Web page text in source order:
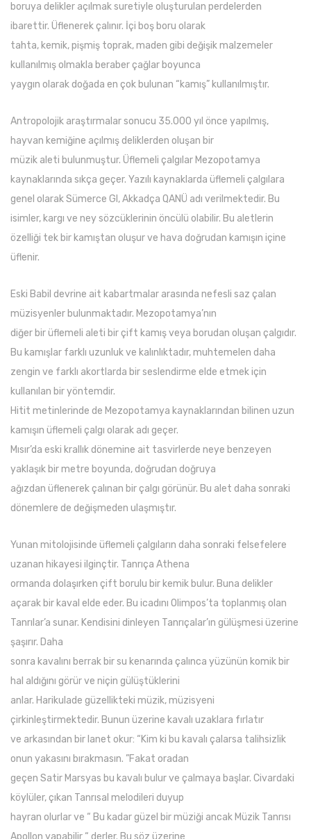
boruya delikler açılmak suretiyle oluşturulan perdelerden
ibarettir. Üflenerek çalınır. İçi boş boru olarak
tahta, kemik, pişmiş toprak, maden gibi değişik malzemeler
kullanılmış olmakla beraber çağlar boyunca
yaygın olarak doğada en çok bulunan “kamış” kullanılmıştır.
Antropolojik araştırmalar sonucu 35.000 yıl önce yapılmış,
hayvan kemiğine açılmış deliklerden oluşan bir
müzik aleti bulunmuştur. Üflemeli çalgılar Mezopotamya
kaynaklarında sıkça geçer. Yazılı kaynaklarda üflemeli çalgılara
genel olarak Sümerce GI, Akkadça QANÜ adı verilmektedir. Bu
isimler, kargı ve ney sözcüklerinin öncülü olabilir. Bu aletlerin
özelliği tek bir kamıştan oluşur ve hava doğrudan kamışın içine
üflenir.
Eski Babil devrine ait kabartmalar arasında nefesli saz çalan
müzisyenler bulunmaktadır. Mezopotamya’nın
diğer bir üflemeli aleti bir çift kamış veya borudan oluşan çalgıdır.
Bu kamışlar farklı uzunluk ve kalınlıktadır, muhtemelen daha
zengin ve farklı akortlarda bir seslendirme elde etmek için
kullanılan bir yöntemdir.
Hitit metinlerinde de Mezopotamya kaynaklarından bilinen uzun
kamışın üflemeli çalgı olarak adı geçer.
Mısır’da eski krallık dönemine ait tasvirlerde neye benzeyen
yaklaşık bir metre boyunda, doğrudan doğruya
ağızdan üflenerek çalınan bir çalgı görünür. Bu alet daha sonraki
dönemlere de değişmeden ulaşmıştır.
Yunan mitolojisinde üflemeli çalgıların daha sonraki felsefelere
uzanan hikayesi ilginçtir. Tanrıça Athena
ormanda dolaşırken çift borulu bir kemik bulur. Buna delikler
açarak bir kaval elde eder. Bu icadını Olimpos’ta toplanmış olan
Tanrılar’a sunar. Kendisini dinleyen Tanrıçalar’ın gülüşmesi üzerine
şaşırır. Daha
sonra kavalını berrak bir su kenarında çalınca yüzünün komik bir
hal aldığını görür ve niçin gülüştüklerini
anlar. Harikulade güzellikteki müzik, müzisyeni
çirkinleştirmektedir. Bunun üzerine kavalı uzaklara fırlatır
ve arkasından bir lanet okur: “Kim ki bu kavalı çalarsa talihsizlik
onun yakasını bırakmasın. ”Fakat oradan
geçen Satir Marsyas bu kavalı bulur ve çalmaya başlar. Civardaki
köylüler, çıkan Tanrısal melodileri duyup
hayran olurlar ve “ Bu kadar güzel bir müziği ancak Müzik Tanrısı